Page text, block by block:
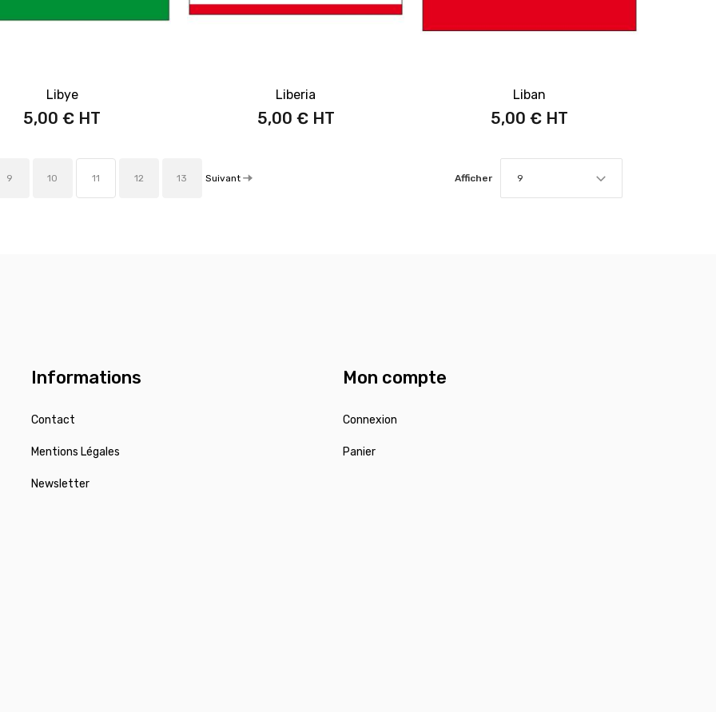
Libye
5,00 €
Liberia
5,00 €
Liban
5,00 €
Afficher 9
9 10 11 12 13 Suivant
Informations
Contact
Mentions Légales
Newsletter
Mon compte
Connexion
Panier